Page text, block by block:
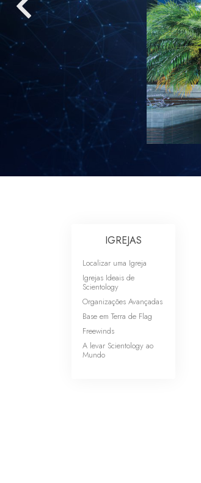
IGREJAS
Localizar uma Igreja
Igrejas Ideais de
Scientology
Organizações Avançadas
Base em Terra de Flag
Freewinds
A levar Scientology ao
Mundo